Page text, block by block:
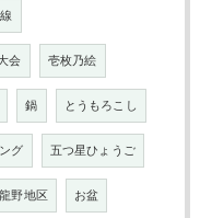
会 壱枚乃絵
鍋 とうもろこし
グ 五つ星ひょうご
龍野地区 お盆